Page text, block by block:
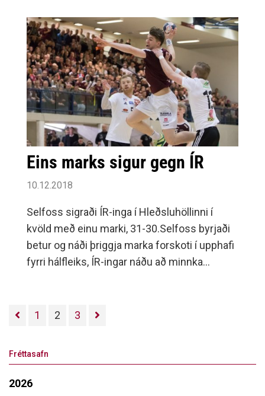
henta okkar leikskipulagi vel.
Eins marks sigur gegn ÍR
10.12.2018
Selfoss sigraði ÍR-inga í Hleðsluhöllinni í
kvöld með einu marki, 31-30.Selfoss byrjaði
betur og náði þriggja marka forskoti í upphafi
fyrri hálfleiks, ÍR-ingar náðu að minnka
1 2 3
Fréttasafn
2026